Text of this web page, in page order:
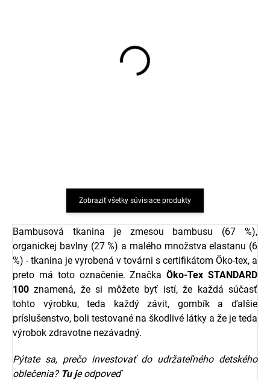
Zobraziť všetky súvisiace produkty
Bambusová tkanina je zmesou bambusu (67 %),
organickej bavlny (27 %) a malého množstva elastanu (6
%) - tkanina je vyrobená v továrni s certifikátom Öko-tex, a
preto má toto označenie. ZnačkaÖko-Tex STANDARD
100 znamená, že si môžete byť istí, že každá súčasť
tohto výrobku, teda každý závit, gombík a ďalšie
príslušenstvo, boli testované na škodlivé látky a že je teda
výrobok zdravotne nezávadný.
Pýtate sa, prečo investovať do udržateľného detského
oblečenia? Tu je odpoveď